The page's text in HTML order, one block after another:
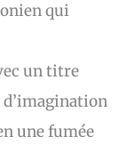
qui
un titre
d’imagination
une fumée